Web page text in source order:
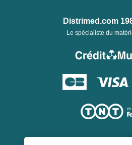
Distrimed.com
Le spécialiste du